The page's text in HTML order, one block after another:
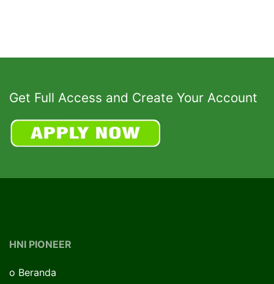
Get Full Access and Create Your Account
HNI PIONEER
o Beranda